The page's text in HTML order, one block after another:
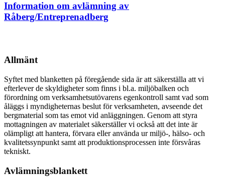
Information om avlämning av
Råberg/Entreprenadberg
Allmänt
Syftet med blanketten på föregående sida är att säkerställa att vi
efterlever de skyldigheter som finns i bl.a. miljöbalken och
förordning om verksamhetsutövarens egenkontroll samt vad som
åläggs i myndigheternas beslut för verksamheten, avseende det
bergmaterial som tas emot vid anläggningen. Genom att styra
mottagningen av materialet säkerställer vi också att det inte är
olämpligt att hantera, förvara eller använda ur miljö-, hälso- och
kvalitetssynpunkt samt att produktionsprocessen inte försvåras
tekniskt.
Avlämningsblankett